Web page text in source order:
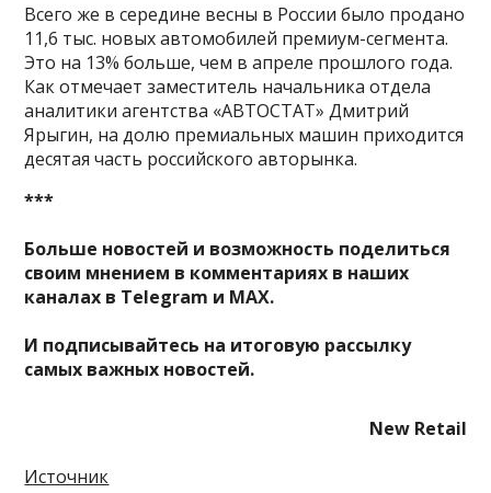
Всего же в середине весны в России было продано
11,6 тыс. новых автомобилей премиум-сегмента.
Это на 13% больше, чем в апреле прошлого года.
Как отмечает заместитель начальника отдела
аналитики агентства «АВТОСТАТ» Дмитрий
Ярыгин, на долю премиальных машин приходится
десятая часть российского авторынка.
***
Больше новостей и возможность поделиться
своим мнением в комментариях в наших
каналах в Telegram и MAX.
И подписывайтесь на итоговую рассылку
самых важных новостей.
New Retail
Источник